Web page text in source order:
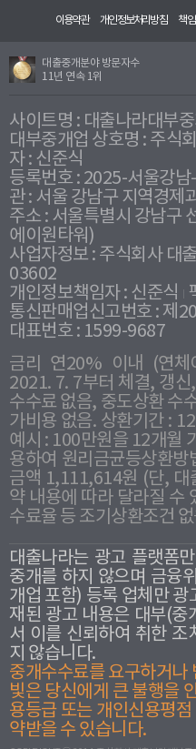
이용약관 개인정보처리방침 책
대출중개분야 방문자수
11년 연속 1위
사이트명 : 대출나라대부
대부중개업 상호명 : 주식
자 : 신준식
등록번호 : 2025-서울강
관 : 서울 강남구 지역경
주소 : 서울특별시 강남구
에이원타워)
사업자정보 : 주식회사 대
03602
개인정보책임자 : 신준식
통신판매업신고번호 : 제
대표번호 : 1599-9687
금리 연20% 이내 (연
2021. 7. 7부터 체결, 갱
수수료 없음, 중도상환 수
가비용 없음. 상환기간 :
예시 : 100만원을 12개월
용하여 원리금균등상환
금액 1,111,614원 (단, 대
약 내용에 따라 달라질 수
수료율 등 조기상환조건
대출나라는 광고 플랫폼
중개를 하지 않으며 금융
개업 포함) 등록 업체만 광
재된 광고 내용은 대부(중
서 이를 신뢰하여 취한 조
지 않습니다.
중개수수료를 요구하거나
빛은 당신에게 큰 불행을
용등급 또는 개인신용평
약받을 수 있습니다.